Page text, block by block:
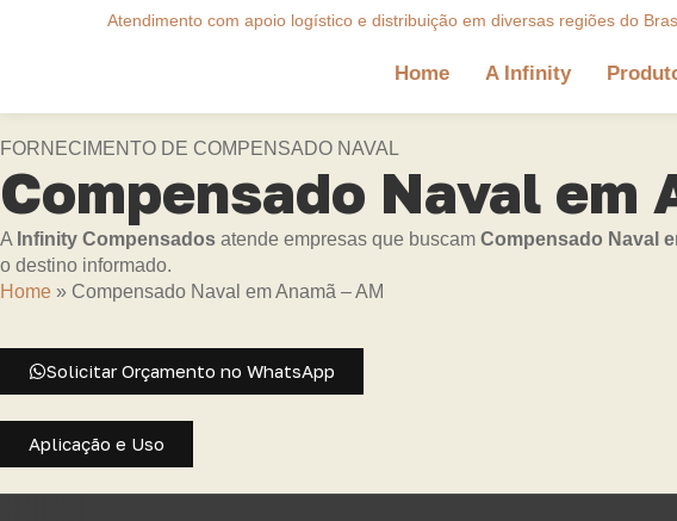
Atendimento com apoio logístico e distribuição em diversas regiões do
Home A Infinity
FORNECIMENTO DE COMPENSADO NAVAL
Compensado Naval em
A Infinity Compensados atende empresas que buscam Compensado Naval
o destino informado.
Home » Compensado Naval em Anamã – AM
Solicitar Orçamento no WhatsApp
Aplicação e Uso